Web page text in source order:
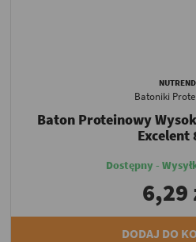
NUTREND
Batoniki
Baton Proteinowy
Excelent
Dostępny -
6,29
DODAJ DO